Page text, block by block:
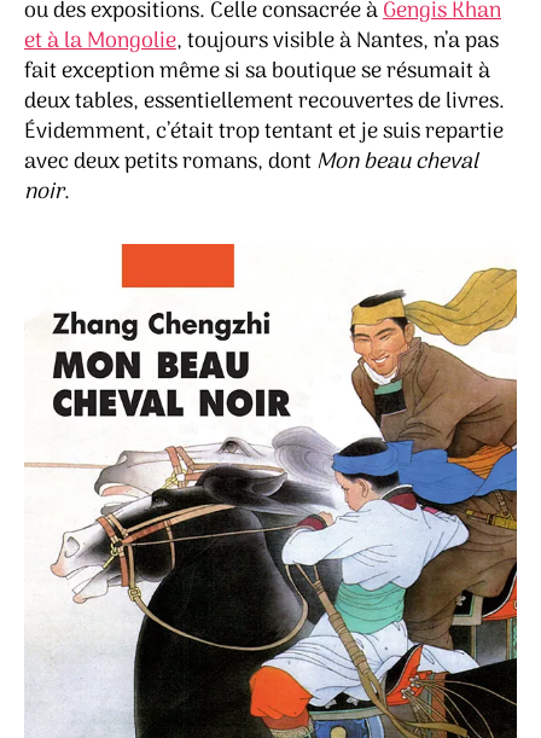
ou des expositions. Celle consacrée àGengis Khan
et à la Mongolie, toujours visible à Nantes, n’a pas
fait exception même si sa boutique se résumait à
deux tables, essentiellement recouvertes de livres.
Évidemment, c’était trop tentant et je suis repartie
avec deux petits romans, dontMon beau cheval
noir.